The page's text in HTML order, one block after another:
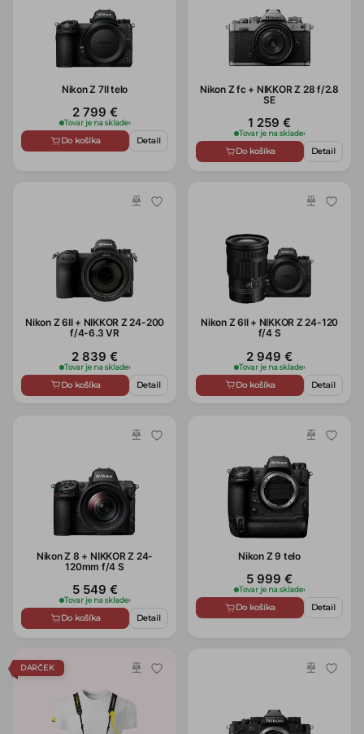
Nikon Z 7II telo
2 799 €
Tovar je na sklade›
Do košíka Detail
Nikon Z fc + NIKKOR Z 28 f/2.8
SE
1 259 €
Tovar je na sklade›
Do košíka Detail
Nikon Z 6II + NIKKOR Z 24-200
f/4-6.3 VR
2 839 €
Tovar je na sklade›
Do košíka Detail
Nikon Z 6II + NIKKOR Z 24-120
f/4 S
2 949 €
Tovar je na sklade›
Do košíka Detail
Nikon Z 8 + NIKKOR Z 24-
120mm f/4 S
5 549 €
Tovar je na sklade›
Do košíka Detail
Nikon Z 9 telo
5 999 €
Tovar je na sklade›
Do košíka Detail
DARČEK